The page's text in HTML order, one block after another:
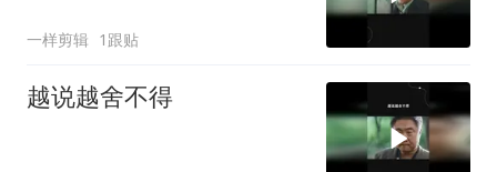
一样剪辑 1跟贴
越说越舍不得